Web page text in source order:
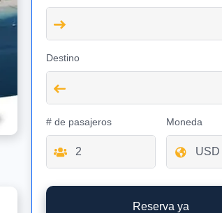
Destino
# de pasajeros Moneda
Reserva ya